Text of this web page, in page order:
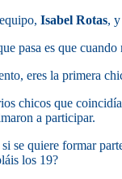
Isabel Rotas,
pasa es que
eres la primera
chicos que
a participar.
se quiere formar
los 19?